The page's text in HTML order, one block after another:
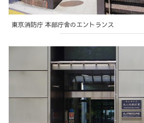
東京消防庁 本部庁舎のエントランス